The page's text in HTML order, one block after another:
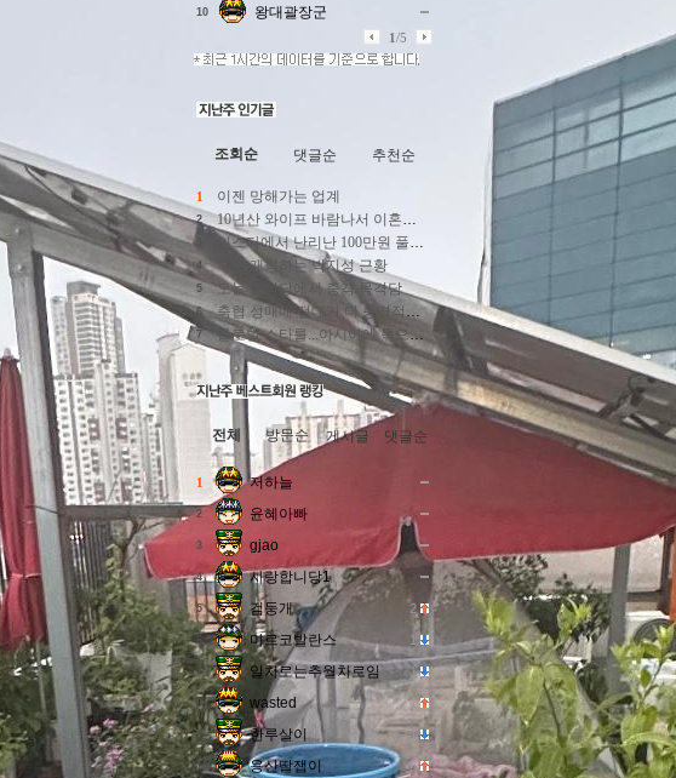
10 왕대괄장군
1/5
조회순 댓글순 추천순
1 이젠 망해가는 업계
2 10년산 와이프 바람나서 이혼했다
인스타에서 난리난 100만원 풀빌라
4 축협 개혁하는 박지성 근황
5 오늘 중식당에서 충격 목격담
6 축협 성매매 접대가 더 충격적인 이유
7 글로벌 스타를...아시아에 묶으려 했으니 ㅋ
전체 방문순 게시글 댓글순
1 저하늘
2 윤혜아빠
3 gjao
4 사랑합니당1
5 검둥개 2
6 마르코발란스 1
7 일차로는추월차로임 1
8 wasted 1
9 한루살이 1
10 용산딸잽이
5